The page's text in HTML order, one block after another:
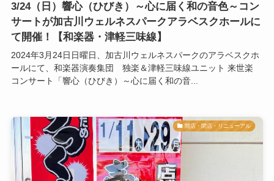
3/24（日）響心（ひびき）～心に届く和の音色～コン
サートが加古川ウェルネスパークアラベスクホールに
て開催！【和楽器・津軽三味線】
2024年3月24日日曜日、加古川ウェルネスパークのアラベスクホ
ールにて、和楽器演奏集団 独楽＆津軽三味線ユニット 来世楽
コンサート「響心（ひびき）～心に届く和の音...
開店・閉店・リニューアル